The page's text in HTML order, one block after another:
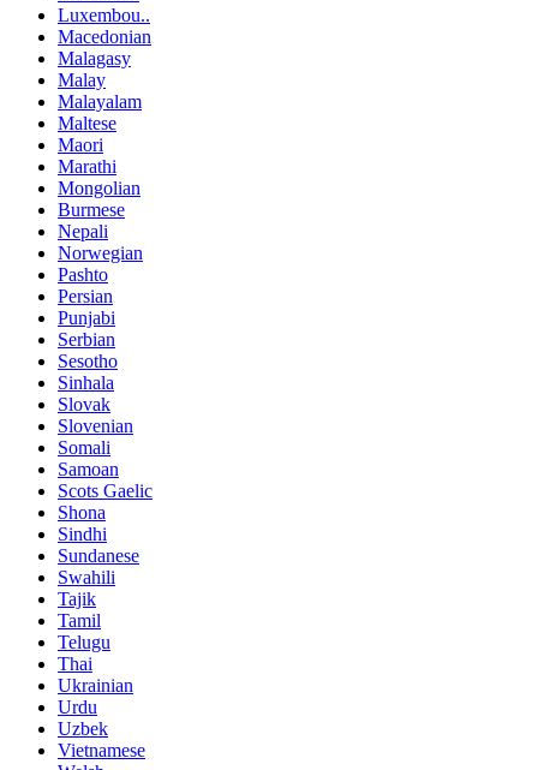
Luxembou..
Macedonian
Malagasy
Malay
Malayalam
Maltese
Maori
Marathi
Mongolian
Burmese
Nepali
Norwegian
Pashto
Persian
Punjabi
Serbian
Sesotho
Sinhala
Slovak
Slovenian
Somali
Samoan
Scots Gaelic
Shona
Sindhi
Sundanese
Swahili
Tajik
Tamil
Telugu
Thai
Ukrainian
Urdu
Uzbek
Vietnamese